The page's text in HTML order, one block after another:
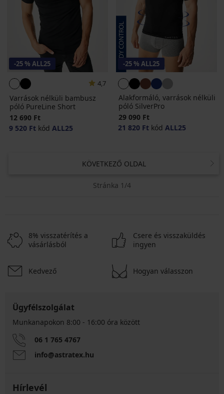
-25 % ALL25
4,7
Varrások nélküli bambusz
póló PureLine Short
12 690 Ft
9 520 Ft kód ALL25
-25 % ALL25
Alakformáló, varrások nélküli
póló SilverPro
29 090 Ft
21 820 Ft kód ALL25
KÖVETKEZŐ OLDAL
Stránka 1/4
8% visszatérítés a
vásárlásból
Csere és visszaküldés
ingyen
Kedvező Hogyan válasszon
Ügyfélszolgálat
Munkanapokon 8:00 - 16:00 óra között
06 1 765 4767
info@astratex.hu
Hírlevél